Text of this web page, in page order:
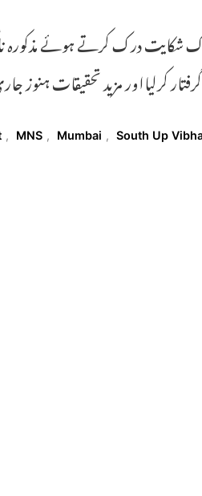
ادراک شکایت درک کرتے ہوئے
کرلیااور مزید تحقیقات
, MNS , Mumbai , South Up